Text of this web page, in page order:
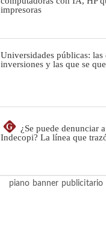
impresoras
Universidades públicas: las
inversiones y las que se
G
¿Se puede denunciar
Indecopi? La línea que